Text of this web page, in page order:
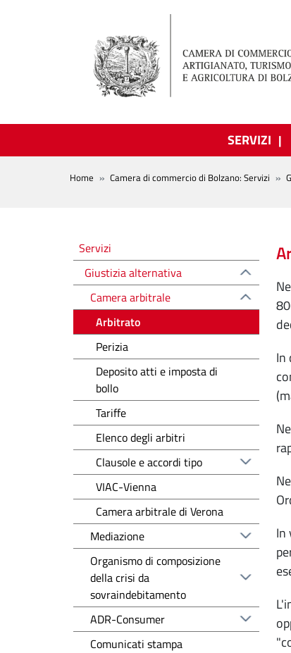
SERVIZI
BREADCRUMB
Home Camera di commercio di Bolzano: Servizi
In
In
Altre voci
Servizi
Giustizia alternativa
Camera arbitrale
Arbitrato
Perizia
Deposito atti e imposta di
bollo
Tariffe
Elenco degli arbitri
Clausole e accordi tipo
VIAC-Vienna
Camera arbitrale di Verona
Mediazione
Organismo di composizione
della crisi da
sovraindebitamento
ADR-Consumer
Comunicati stampa